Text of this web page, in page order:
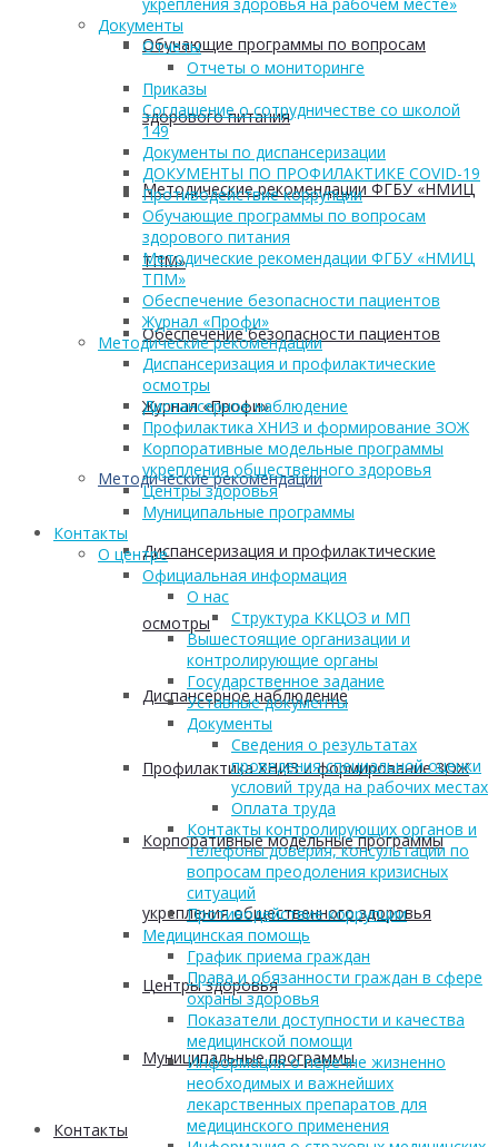
Обучающие программы по вопросам
здорового питания
Методические рекомендации ФГБУ «НМИЦ
ТПМ»
Обеспечение безопасности пациентов
Журнал «Профи»
Методические рекомендации
Диспансеризация и профилактические
осмотры
Диспансерное наблюдение
Профилактика ХНИЗ и формирование ЗОЖ
Корпоративные модельные программы
укрепления общественного здоровья
Центры здоровья
Муниципальные программы
Контакты
Документы
Отчеты
Отчеты о мониторинге
Приказы
Соглашение о сотрудничестве со школой
149
Документы по диспансеризации
ДОКУМЕНТЫ ПО ПРОФИЛАКТИКЕ COVID-19
Противодействие коррупции
Обучающие программы по вопросам
здорового питания
Методические рекомендации ФГБУ «НМИЦ
ТПМ»
Обеспечение безопасности пациентов
Журнал «Профи»
Методические рекомендации
Диспансеризация и профилактические
осмотры
Диспансерное наблюдение
Профилактика ХНИЗ и формирование ЗОЖ
Корпоративные модельные программы
укрепления общественного здоровья
Центры здоровья
Муниципальные программы
Контакты
О центре
Официальная информация
О нас
Структура ККЦОЗ и МП
Вышестоящие организации и
контролирующие органы
Государственное задание
Уставные документы
Документы
Сведения о результатах
проведения специальной оценки
условий труда на рабочих местах
Оплата труда
Контакты контролирующих органов и
телефоны доверия, консультации по
вопросам преодоления кризисных
ситуаций
Противодействие коррупции
Медицинская помощь
График приема граждан
Права и обязанности граждан в сфере
охраны здоровья
Показатели доступности и качества
медицинской помощи
Информация о перечне жизненно
необходимых и важнейших
лекарственных препаратов для
медицинского применения